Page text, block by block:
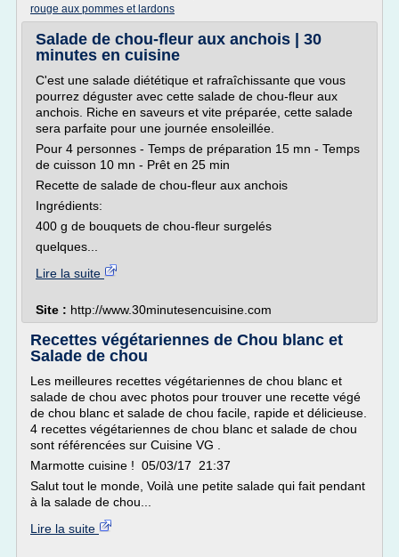
rouge aux pommes et lardons
Salade de chou-fleur aux anchois | 30
minutes en cuisine
C'est une salade diététique et rafraîchissante que vous
pourrez déguster avec cette salade de chou-fleur aux
anchois. Riche en saveurs et vite préparée, cette salade
sera parfaite pour une journée ensoleillée.
Pour 4 personnes - Temps de préparation 15 mn - Temps
de cuisson 10 mn - Prêt en 25 min
Recette de salade de chou-fleur aux anchois
Ingrédients:
400 g de bouquets de chou-fleur surgelés
quelques...
Lire la suite
Site : http://www.30minutesencuisine.com
Recettes végétariennes de Chou blanc et
Salade de chou
Les meilleures recettes végétariennes de chou blanc et
salade de chou avec photos pour trouver une recette végé
de chou blanc et salade de chou facile, rapide et délicieuse.
4 recettes végétariennes de chou blanc et salade de chou
sont référencées sur Cuisine VG .
Marmotte cuisine ! 05/03/17 21:37
Salut tout le monde, Voilà une petite salade qui fait pendant
à la salade de chou...
Lire la suite